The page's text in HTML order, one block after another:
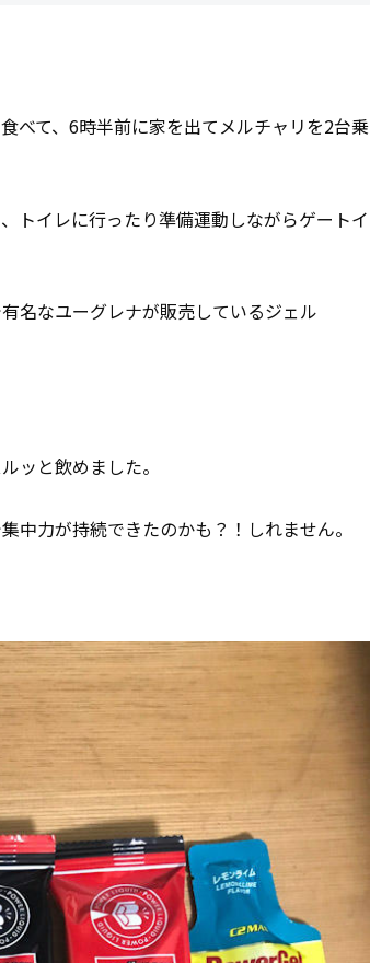
べて、6時半前に家を出てメルチャリを2台乗
トイレに行ったり準備運動しながらゲートイ
名なユーグレナが販売しているジェル
ッと飲めました。
中力が持続できたのかも？！しれません。